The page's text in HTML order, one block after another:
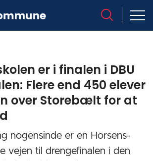
er i finalen i DBU
Flere end 450 elever
over Storebælt for at
nogensinde er en Horsens-
vejen til drengefinalen i den